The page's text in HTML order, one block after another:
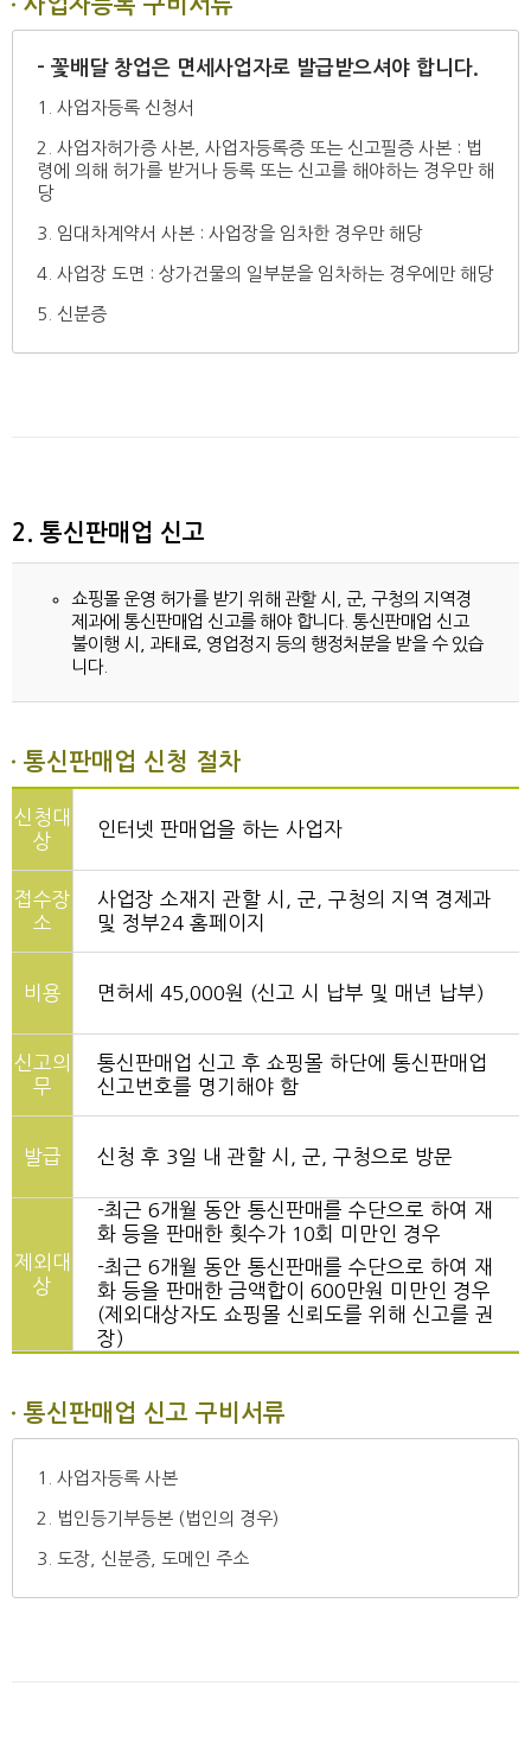
사업자등록 구비서류
- 꽃배달 창업은 면세사업자로 발급받으셔야 합니다.
1. 사업자등록 신청서
2. 사업자허가증 사본, 사업자등록증 또는 신고필증 사본 : 법
령에 의해 허가를 받거나 등록 또는 신고를 해야하는 경우만 해
당
3. 임대차계약서 사본 : 사업장을 임차한 경우만 해당
4. 사업장 도면 : 상가건물의 일부분을 임차하는 경우에만 해당
5. 신분증
2. 통신판매업 신고
쇼핑몰 운영 허가를 받기 위해 관할 시, 군, 구청의 지역경
제과에 통신판매업 신고를 해야 합니다. 통신판매업 신고
불이행 시, 과태료, 영업정지 등의 행정처분을 받을 수 있습
니다.
통신판매업 신청 절차
신청대
상
인터넷 판매업을 하는 사업자
접수장
소
사업장 소재지 관할 시, 군, 구청의 지역 경제과
및 정부24 홈페이지
비용 면허세 45,000원 (신고 시 납부 및 매년 납부)
신고의
무
통신판매업 신고 후 쇼핑몰 하단에 통신판매업
신고번호를 명기해야 함
발급 신청 후 3일 내 관할 시, 군, 구청으로 방문
제외대
상
-최근 6개월 동안 통신판매를 수단으로 하여 재
화 등을 판매한 횟수가 10회 미만인 경우
-최근 6개월 동안 통신판매를 수단으로 하여 재
화 등을 판매한 금액합이 600만원 미만인 경우
(제외대상자도 쇼핑몰 신뢰도를 위해 신고를 권
장)
통신판매업 신고 구비서류
1. 사업자등록 사본
2. 법인등기부등본 (법인의 경우)
3. 도장, 신분증, 도메인 주소